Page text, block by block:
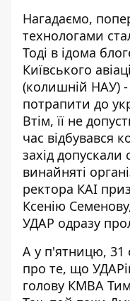
Нагадаємо,
технологами
Тоді в ідома
Київського
(колишній НАУ) -
потрапити до
Втім, її не
час відбувався
захід допускали
винайняті
ректора КАІ
Ксенію
УДАР одразу
А у п'ятницю, 31
про те, що
голову КМВА